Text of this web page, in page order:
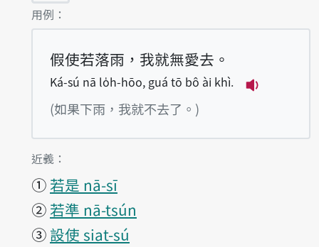
第1項釋義的
用例：
假使若落雨，我就無愛去。
Ká-sú nā lo̍h-hōo, guá tō bô ài khì.
(如果下雨，我就不去了。)
第1項釋義的
近義：
① 若是 nā-sī
② 若準 nā-tsún
③ 設使 siat-sú